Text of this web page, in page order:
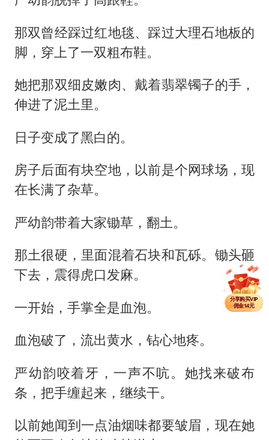
那双曾经踩过红地毯、踩过大理石地板的
脚，穿上了一双粗布鞋。
她把那双细皮嫩肉、戴着翡翠镯子的手，
伸进了泥土里。
日子变成了黑白的。
房子后面有块空地，以前是个网球场，现
在长满了杂草。
严幼韵带着大家锄草，翻土。
那土很硬，里面混着石块和瓦砾。锄头砸
下去，震得虎口发麻。
一开始，手掌全是血泡。
血泡破了，流出黄水，钻心地疼。
严幼韵咬着牙，一声不吭。她找来破布
条，把手缠起来，继续干。
以前她闻到一点油烟味都要皱眉，现在她
分享单篇
佣金2.5元
分享购买VIP
佣金14元